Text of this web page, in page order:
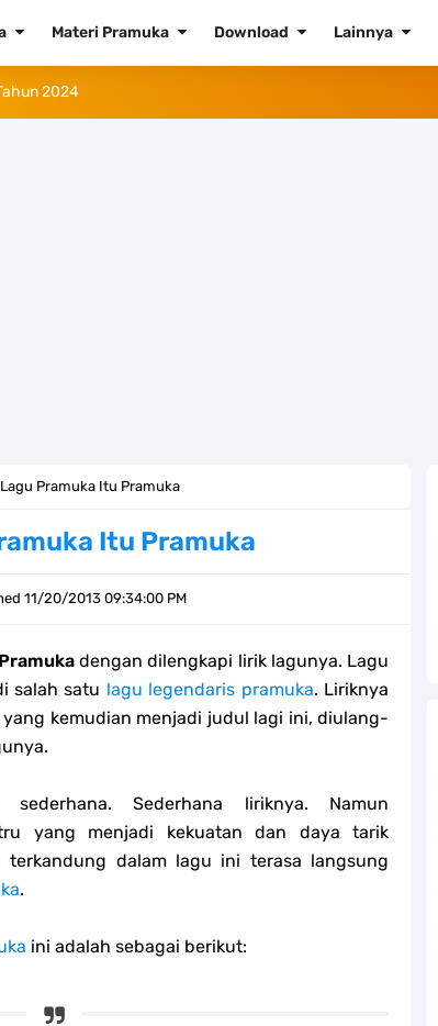
Materi Pramuka Download Lainnya
2024
1444 H
2023
Fitri 2023
Pramuka Itu Pramuka
Itu Pramuka
11/20/2013 09:34:00 PM
dengan dilengkapi lirik lagunya. Lagu
salah satu lagu legendaris pramuka. Liriknya
kemudian menjadi judul lagi ini, diulang-
Sederhana liriknya. Namun
yang menjadi kekuatan dan daya tarik
terkandung dalam lagu ini terasa langsung
.
ini adalah sebagai berikut: